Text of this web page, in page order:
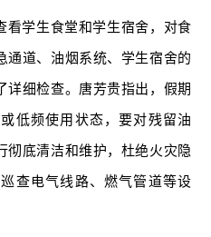
看学生食堂和学生宿舍，对食
通道、油烟系统、学生宿舍的
详细检查。唐芳贵指出，假期
低频使用状态，要对残留油
彻底清洁和维护，杜绝火灾隐
查电气线路、燃气管道等设